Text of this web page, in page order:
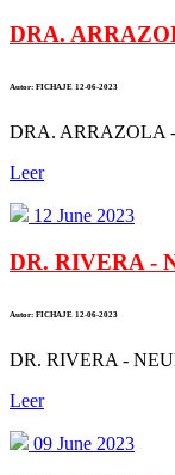
DRA.
Autor: FICHAJE 12-06-2023
DRA. ARRAZOLA
Leer
12 June 2023
DR. RIVERA -
Autor: FICHAJE 12-06-2023
DR. RIVERA -
Leer
09 June 2023